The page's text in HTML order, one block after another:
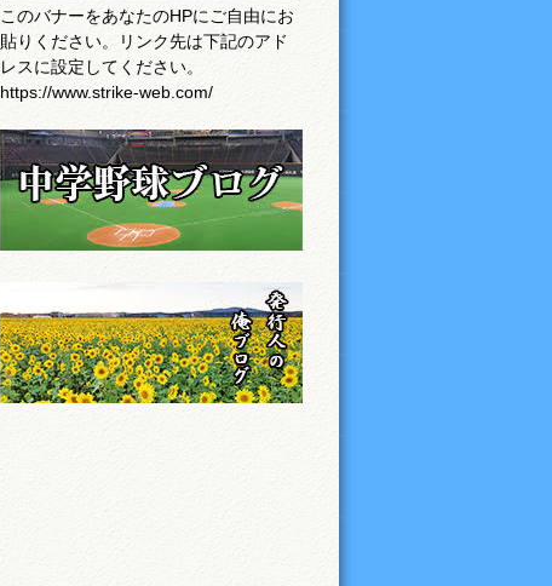
このバナーをあなたのHPにご自由にお
貼りください。リンク先は下記のアド
レスに設定してください。
https://www.strike-web.com/